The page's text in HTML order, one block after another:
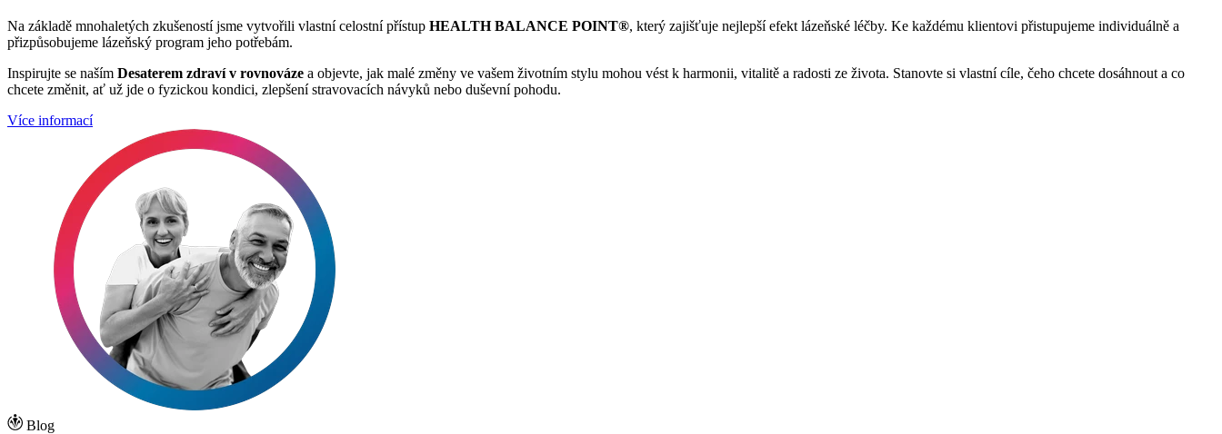
Na základě mnohaletých zkušeností jsme vytvořili vlastní celostní přístup HEALTH BALANCE POINT®, který zajišťuje nejlepší efekt lázeňské léčby. Ke každému klientovi přistupujeme individuálně a
přizpůsobujeme lázeňský program jeho potřebám.
Inspirujte se naším Desaterem zdraví v rovnováze a objevte, jak malé změny ve vašem životním stylu mohou vést k harmonii, vitalitě a radosti ze života. Stanovte si vlastní cíle, čeho chcete dosáhnout a co
chcete změnit, ať už jde o fyzickou kondici, zlepšení stravovacích návyků nebo duševní pohodu.
Více informací
Blog